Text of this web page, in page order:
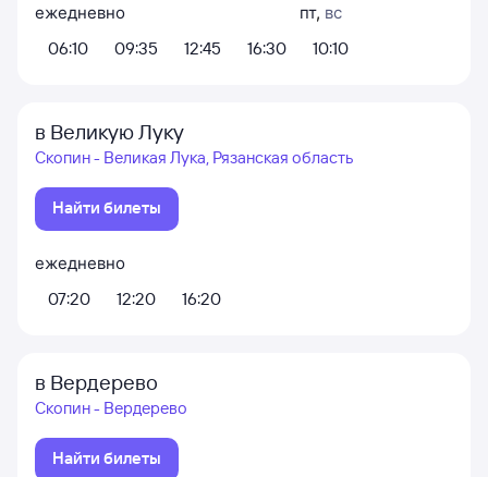
ежедневно
06:10
09:35 12:45 16:30
пт, вс
10:10
в Великую Луку
Скопин - Великая Лука, Рязанская область
Найти билеты
ежедневно
07:20
12:20 16:20
в Вердерево
Скопин - Вердерево
Найти билеты